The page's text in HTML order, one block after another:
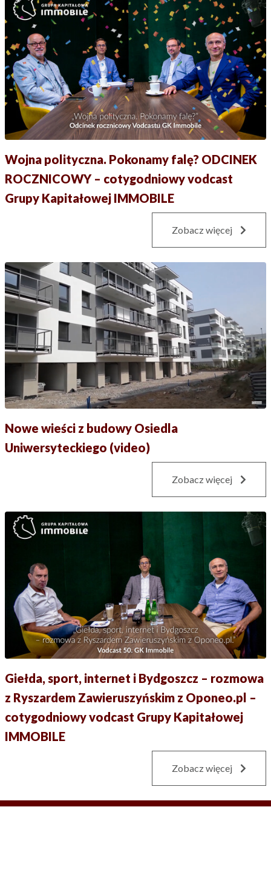
Wojna polityczna. Pokonamy falę? ODCINEK
ROCZNICOWY – cotygodniowy vodcast
Grupy Kapitałowej IMMOBILE
Zobacz więcej
Nowe wieści z budowy Osiedla
Uniwersyteckiego (video)
Zobacz więcej
Giełda, sport, internet i Bydgoszcz – rozmowa
z Ryszardem Zawieruszyńskim z Oponeo.pl –
cotygodniowy vodcast Grupy Kapitałowej
IMMOBILE
Zobacz więcej